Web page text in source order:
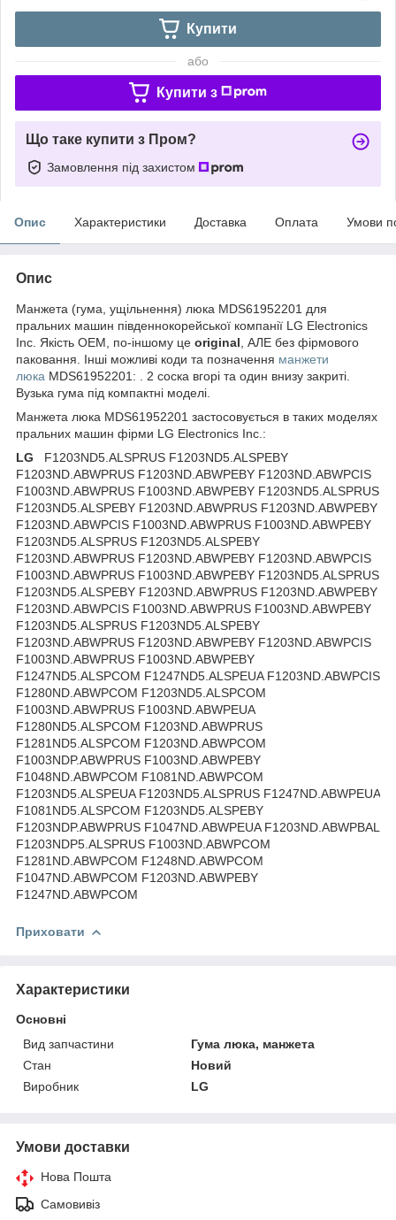
Купити
або
Купити з
Що таке купити з Пром?
Замовлення під захистом
Опис Характеристики Доставка Оплата Умови
Опис
Манжета (гума, ущільнення) люка MDS61952201 для
пральних машин південнокорейської компанії LG Electronics
Inc. Якість OEM, по-іншому це original , АЛЕ без фірмового
паковання. Інші можливі коди та позначення манжети
люка MDS61952201: . 2 соска вгорі та один внизу закриті.
Вузька гума під компактні моделі.
Манжета люка MDS61952201 застосовується в таких моделях
пральних машин фірми LG Electronics Inc.:
LG F1203ND5.ALSPRUS F1203ND5.ALSPEBY
F1203ND.ABWPRUS F1203ND.ABWPEBY F1203ND.ABWPCIS
F1003ND.ABWPRUS F1003ND.ABWPEBY F1203ND5.ALSPRUS
F1203ND5.ALSPEBY F1203ND.ABWPRUS F1203ND.ABWPEBY
F1203ND.ABWPCIS F1003ND.ABWPRUS F1003ND.ABWPEBY
F1203ND5.ALSPRUS F1203ND5.ALSPEBY
F1203ND.ABWPRUS F1203ND.ABWPEBY F1203ND.ABWPCIS
F1003ND.ABWPRUS F1003ND.ABWPEBY F1203ND5.ALSPRUS
F1203ND5.ALSPEBY F1203ND.ABWPRUS F1203ND.ABWPEBY
F1203ND.ABWPCIS F1003ND.ABWPRUS F1003ND.ABWPEBY
F1203ND5.ALSPRUS F1203ND5.ALSPEBY
F1203ND.ABWPRUS F1203ND.ABWPEBY F1203ND.ABWPCIS
F1003ND.ABWPRUS F1003ND.ABWPEBY
F1247ND5.ALSPCOM F1247ND5.ALSPEUA F1203ND.ABWPCIS
F1280ND.ABWPCOM F1203ND5.ALSPCOM
F1003ND.ABWPRUS F1003ND.ABWPEUA
F1280ND5.ALSPCOM F1203ND.ABWPRUS
F1281ND5.ALSPCOM F1203ND.ABWPCOM
F1003NDP.ABWPRUS F1003ND.ABWPEBY
F1048ND.ABWPCOM F1081ND.ABWPCOM
F1203ND5.ALSPEUA F1203ND5.ALSPRUS F1247ND.ABWPEUA
F1081ND5.ALSPCOM F1203ND5.ALSPEBY
F1203NDP.ABWPRUS F1047ND.ABWPEUA F1203ND.ABWPBAL
F1203NDP5.ALSPRUS F1003ND.ABWPCOM
F1281ND.ABWPCOM F1248ND.ABWPCOM
F1047ND.ABWPCOM F1203ND.ABWPEBY
F1247ND.ABWPCOM
Приховати
Характеристики
Основні
Вид запчастини
Гума люка, манжета
Стан
Новий
Виробник
LG
Умови доставки
Нова Пошта
Самовивіз